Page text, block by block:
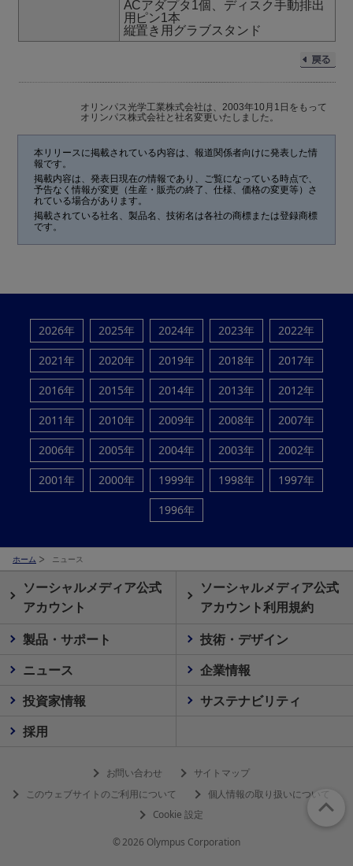
ACアダプタ1個、ディスク手動排出
用ピン1本
縦置き用グラブスタンド
オリンパス光学工業株式会社は、2003年10月1日をもって
オリンパス株式会社と社名変更いたしました。
本リリースに掲載されている内容は、報道関係者向けに発表した情
報です。
掲載内容は、発表日現在の情報であり、ご覧になっている時点で、
予告なく情報が変更（生産・販売の終了、仕様、価格の変更等）さ
れている場合があります。
掲載されている社名、製品名、技術名は各社の商標または登録商標
です。
2026年 2025年 2024年 2023年
2022年
2021年
2020年 2019年 2018年
2017年
2016年
2015年 2014年 2013年
2012年
2011年
2010年 2009年 2008年
2007年
2006年
2005年 2004年 2003年
2002年
2001年
2000年 1999年 1998年
1997年
1996年
ホーム ニュース
ソーシャルメディア公式
アカウント
ソーシャルメディア公式
アカウント利用規約
製品・サポート
技術・デザイン
ニュース
企業情報
投資家情報
サステナビリティ
採用
お問い合わせ
サイトマップ
このウェブサイトのご利用について
個人情報の取り扱いについて
Cookie 設定
© 2026 Olympus Corporation